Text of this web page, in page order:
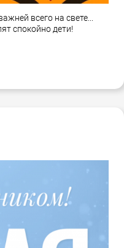
всего на свете...
спокойно дети!